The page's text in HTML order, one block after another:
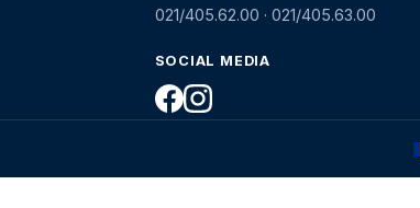
021/405.62.00 · 021/405.63.00
SOCIAL MEDIA